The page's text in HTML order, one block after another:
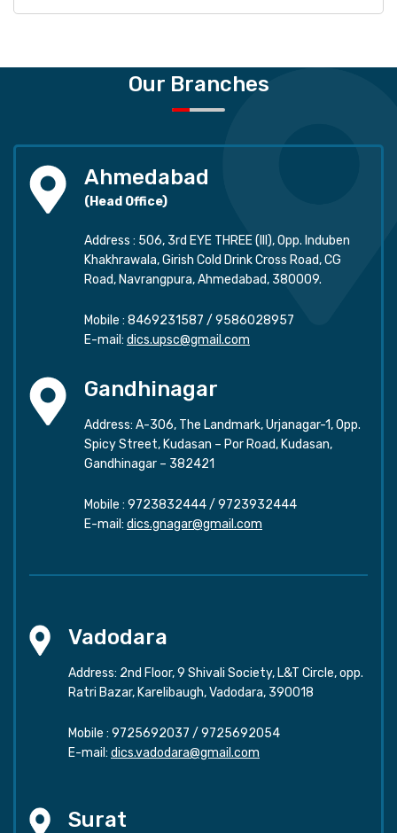
Our Branches
Ahmedabad
(Head Office)
Address : 506, 3rd EYE THREE (III), Opp. Induben
Khakhrawala, Girish Cold Drink Cross Road, CG
Road, Navrangpura, Ahmedabad, 380009.
Mobile : 8469231587 / 9586028957
E-mail: dics.upsc@gmail.com
Gandhinagar
Address: A-306, The Landmark, Urjanagar-1, Opp.
Spicy Street, Kudasan – Por Road, Kudasan,
Gandhinagar – 382421
Mobile : 9723832444/ 9723932444
E-mail: dics.gnagar@gmail.com
Vadodara
Address: 2nd Floor, 9 Shivali Society, L&T Circle, opp.
Ratri Bazar, Karelibaugh, Vadodara, 390018
Mobile : 9725692037 / 9725692054
E-mail: dics.vadodara@gmail.com
Surat